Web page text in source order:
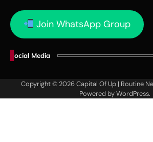
Join WhatsApp Group
Social Media
Copyright © 2026Capital Of Up | Routine
Powered byWordPress.